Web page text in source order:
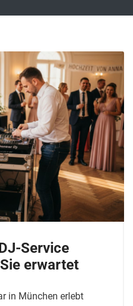
Service
erwartet
in München erlebt